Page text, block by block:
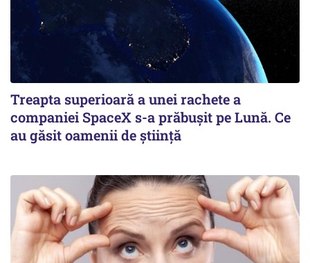
Treapta superioară a unei rachete a
companiei SpaceX s-a prăbușit pe Lună. Ce
au găsit oamenii de știință